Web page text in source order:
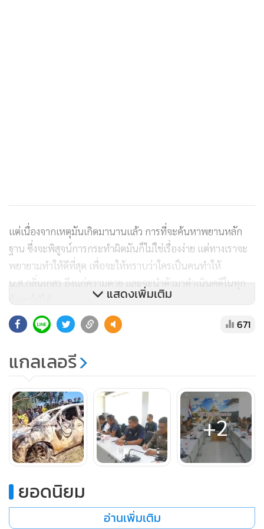
แต่เนื่องจากเหตุมันเกิดมานานแล้ว การที่จะค้นหาพยานหลัก
ฐาน ซึ่งจะพิสูจน์การกระทำผิดมันก็ไม่ใช่เรื่องง่าย แต่ทางเราจะ
พยายามทำให้ดีที่สุด เพื่อจะให้ทราบว่าใครเป็นคนทำให้
น.ส.กลิ่นเกสร ถึงแก่ความตาย และจะนำตัวมาดำเนินคดีในทุก
ข้อหาให้ได้
ส่วนทางประเด็นทั่วไปที่อาจจะเป็นไปได้คือเรื่อง ชู้สาว เรื่องของ
ธุรกิจ หรือประเด็นเกี่ยวกับทรัพย์สิน แต่ประเด็นเกี่ยวกับทรัพย์
น่าจะไม่ใช่ เพราะว่ารถก็ยังอยู่ มีสมบัติและแหวนยังติดอยู่กับ
ตัวผู้ตาย ส่วนทางธุรกิจก็ยังน้ำหนักน้อย แต่น้ำหนักทางเรื่อง
ชู้สาวมีโอกาสมากที่สุด แต่ก็ยังไม่ตัดประเด็นใดออกไป
ให้มองในภาพรวมๆ ซึ่งตอนนี้อย่าเพิ่งไปบอกกล่าวว่าเป็นใคร
หรืออะไรยังไง รอให้พยานหลักฐานมันปรากฏก่อน และจะทราบ
กันเอง แต่ทั้งนี้ยืนยันว่าทั้งผู้บังคับบัญชา ทั้งเจ้าหน้าที่คนทำงาน
พยายามจะพิสูจน์ทราบให้ได้ว่า เหตุการณ์เป็นไปอย่างไร และจะ
บอกให้ประชาชนทราบ
แสดงเพิ่มเติม
671
แกลเลอรี
+2
ยอดนิยม
อ่านเพิ่มเติม